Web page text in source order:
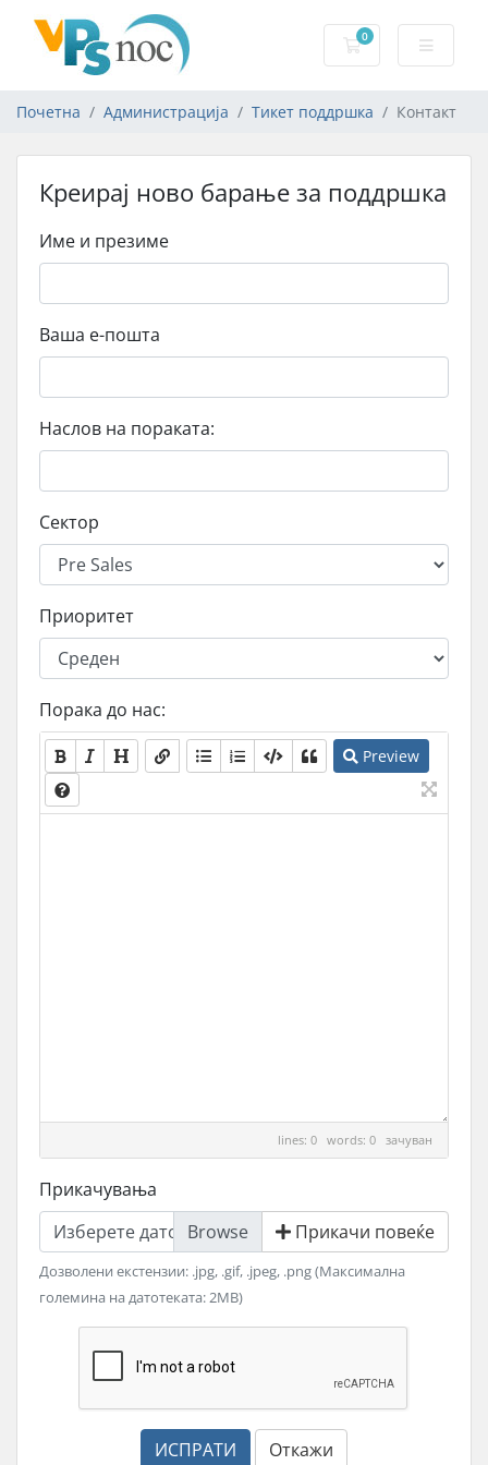
0
Потрошувачка
Почетна Администрација Тикет поддршка Контакт
Креирај ново барање за поддршка
Име и презиме
Ваша е-пошта
Наслов на пораката:
Сектор
Приоритет
Порака до нас:
Preview
lines: 0 words: 0 зачуван
Прикачувања
Изберете датотека
Прикачи повеќе
Дозволени екстензии: .jpg, .gif, .jpeg, .png (Максимална
големина на датотеката: 2MB)
ИСПРАТИ Откажи